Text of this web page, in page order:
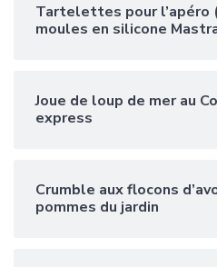
Tartelettes pour l’apéro
moules en silicone
Joue de loup de mer au
express
Crumble aux flocons
pommes du jardin